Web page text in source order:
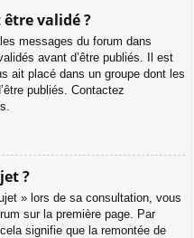
validé ?
messages du forum dans
avant d’être publiés. Il est
ait placé dans un groupe dont les
publiés. Contactez
?
» lors de sa consultation, vous
sur la première page. Par
signifie que la remontée de